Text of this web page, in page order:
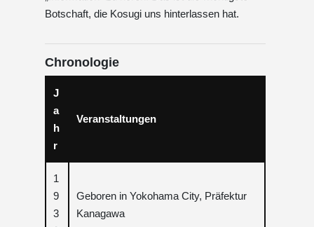
Botschaft, die Kosugi uns hinterlassen hat.
Chronologie
J
a
h
r
Veranstaltungen
1
9
3
Geboren in Yokohama City, Präfektur
Kanagawa